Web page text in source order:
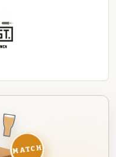
MATCH